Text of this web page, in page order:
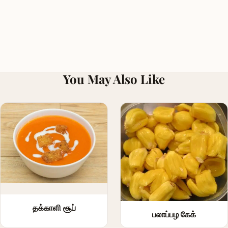
You May Also Like
தக்காளி சூப்
பலாப்பழ கேக்